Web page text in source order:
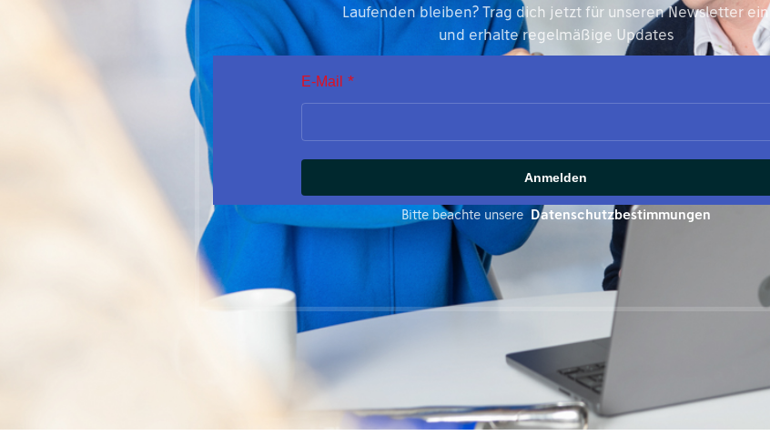
Laufenden bleiben? Trag dich jetzt für unseren Newsletter ein
und erhalte regelmäßige Updates
E-Mail
Anmelden
Bitte beachte unsere Datenschutzbestimmungen